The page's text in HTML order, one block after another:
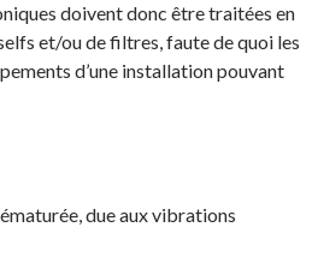
doivent donc être traitées en
et/ou de filtres, faute de quoi les
d’une installation pouvant
due aux vibrations